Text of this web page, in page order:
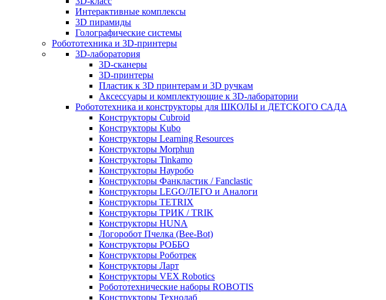
Интерактивные комплексы
3D пирамиды
Голографические системы
Робототехника и 3D-принтеры
3D-лаборатория
3D-сканеры
3D-принтеры
Пластик к 3D принтерам и 3D ручкам
Аксессуары и комплектующие к 3D-лаборатории
Робототехника и конструкторы для ШКОЛЫ и ДЕТСКОГО САДА
Конструкторы Cubroid
Конструкторы Kubo
Конструкторы Learning Resources
Конструкторы Morphun
Конструкторы Tinkamo
Конструкторы Науробо
Конструкторы Фанкластик / Fanclastic
Конструкторы LEGO/ЛЕГО и Аналоги
Конструкторы TETRIX
Конструкторы ТРИК / TRIK
Конструкторы HUNA
Логоробот Пчелка (Bee-Bot)
Конструкторы РОББО
Конструкторы Роботрек
Конструкторы Ларт
Конструкторы VEX Robotics
Робототехнические наборы ROBOTIS
Конструкторы Технолаб